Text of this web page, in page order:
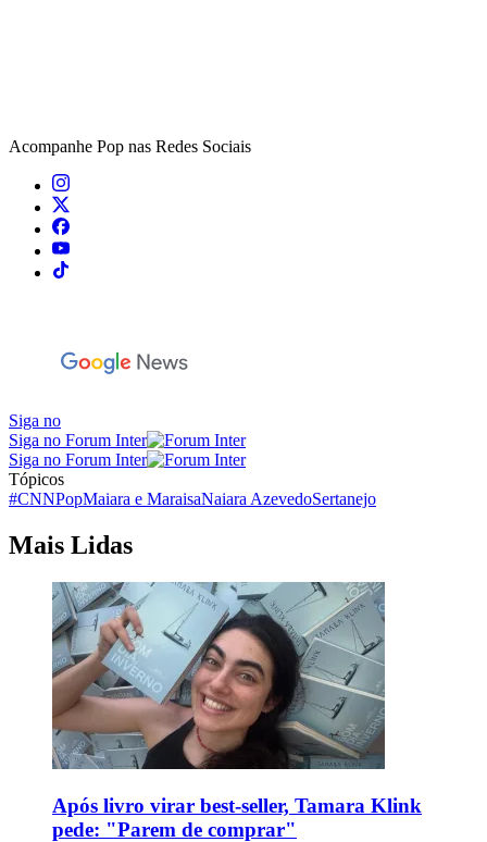
Acompanhe Pop nas Redes Sociais
Siga no
Siga no Forum Inter
Siga no Forum Inter
Tópicos
#CNNPopMaiara e MaraisaNaiara AzevedoSertanejo
Mais Lidas
Após livro virar best-seller, Tamara Klink
pede: "Parem de comprar"